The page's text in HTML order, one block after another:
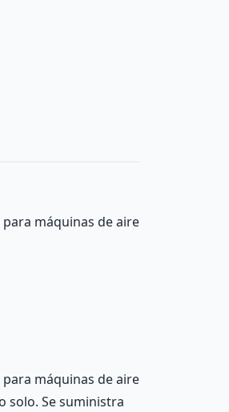
máquinas de aire
máquinas de aire
solo. Se suministra